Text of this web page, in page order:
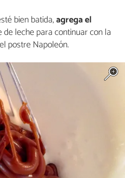
bien batida,agrega el
de leche para continuar con la
postre Napoleón.